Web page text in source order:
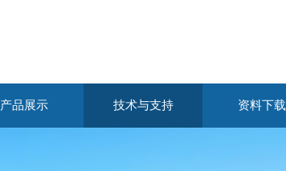
产品展示 技术与支持 资料下载